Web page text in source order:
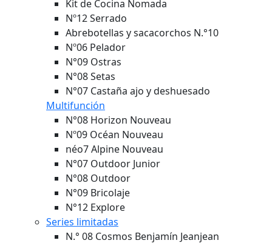
Kit de Cocina Nomada
Nº12 Serrado
Abrebotellas y sacacorchos N.°10
Nº06 Pelador
N°09 Ostras
N°08 Setas
N°07 Castaña ajo y deshuesado
Multifunción
N°08 Horizon Nouveau
Nº09 Océan Nouveau
néo7 Alpine Nouveau
N°07 Outdoor Junior
N°08 Outdoor
N°09 Bricolaje
N°12 Explore
Series limitadas
N.° 08 Cosmos Benjamín Jeanjean